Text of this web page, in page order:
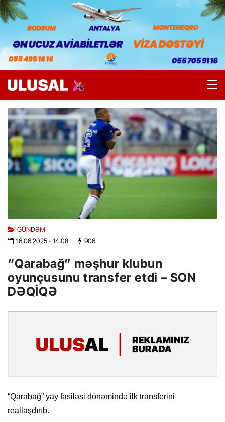
GÜNDƏM
16.06.2025- 14:08 906
“Qarabağ” məşhur klubun
oyunçusunu transfer etdi – SON
DƏQİQƏ
“Qarabağ” yay fasiləsi dönəmində ilk transferini
reallaşdırıb.